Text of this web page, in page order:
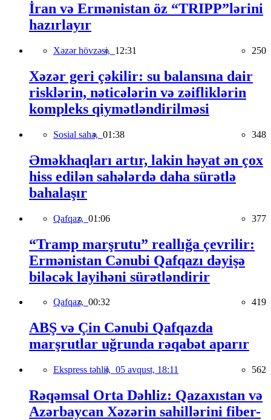
İran və Ermənistan öz “TRIPP”lərini
hazırlayır
Xəzər hövzəsi, 12:31 250
Xəzər geri çəkilir: su balansına dair
risklərin, nəticələrin və zəifliklərin
kompleks qiymətləndirilməsi
Sosial sahə, 01:38 348
Əməkhaqları artır, lakin həyat ən çox
hiss edilən sahələrdə daha sürətlə
bahalaşır
Qafqaz, 01:06 377
“Tramp marşrutu” reallığa çevrilir:
Ermənistan Cənubi Qafqazı dəyişə
biləcək layihəni sürətləndirir
Qafqaz, 00:32 419
ABŞ və Çin Cənubi Qafqazda
marşrutlar uğrunda rəqabət aparır
Ekspress təhlil, 05 avqust, 18:11 562
Rəqəmsal Orta Dəhliz: Qazaxıstan və
Azərbaycan Xəzərin sahillərini fiber-